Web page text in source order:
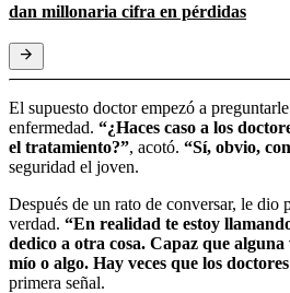
dan millonaria cifra en pérdidas
El supuesto doctor empezó a
enfermedad. “¿Haces caso a los
el tratamiento?”, acotó. “Sí, obvio,
seguridad el joven.
Después de un rato de conversar, le dio
verdad. “En realidad te estoy
dedico a otra cosa. Capaz que
mío o algo. Hay veces que los
primera señal.